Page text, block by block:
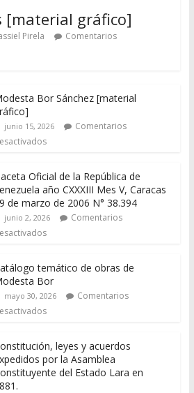
[material gráfico]
Pirela
Comentarios
Bor Sánchez [material
junio 15, 2026
Comentarios
Oficial de la República de
año CXXXIII Mes V, Caracas
de marzo de 2006 N° 38.394
junio 2, 2026
Comentarios
temático de obras de
Bor
mayo 30, 2026
Comentarios
leyes y acuerdos
por la Asamblea
del Estado Lara en